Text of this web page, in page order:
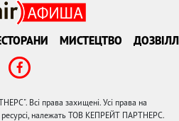
МИСТЕЦТВО
Всі права захищені. Усі права на
ресурсі, належать ТОВ КЕПРЕЙТ ПАРТНЕРС.